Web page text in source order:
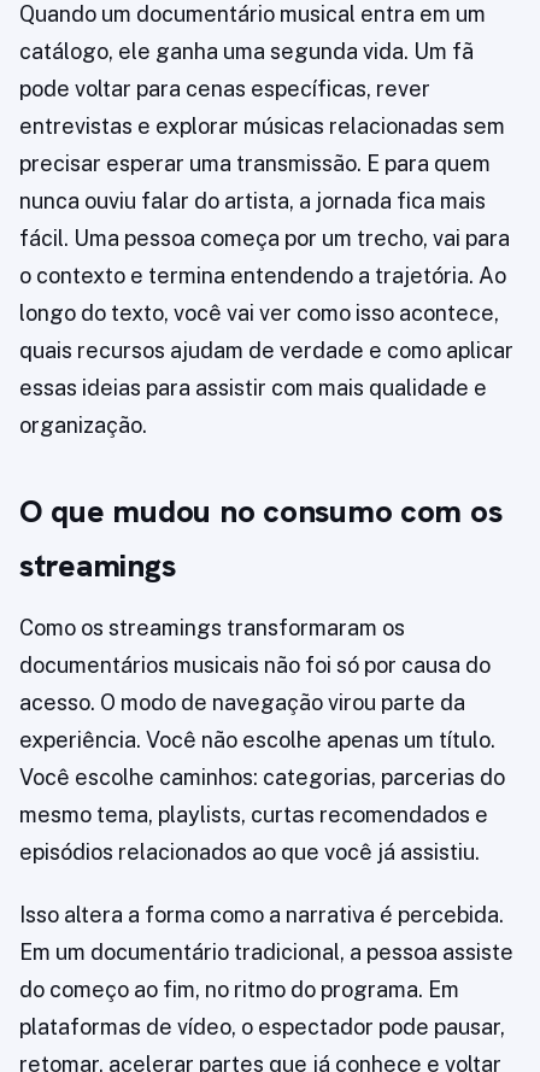
Quando um documentário musical entra em um
catálogo, ele ganha uma segunda vida. Um fã
pode voltar para cenas específicas, rever
entrevistas e explorar músicas relacionadas sem
precisar esperar uma transmissão. E para quem
nunca ouviu falar do artista, a jornada fica mais
fácil. Uma pessoa começa por um trecho, vai para
o contexto e termina entendendo a trajetória. Ao
longo do texto, você vai ver como isso acontece,
quais recursos ajudam de verdade e como aplicar
essas ideias para assistir com mais qualidade e
organização.
O que mudou no consumo com os
streamings
Como os streamings transformaram os
documentários musicais não foi só por causa do
acesso. O modo de navegação virou parte da
experiência. Você não escolhe apenas um título.
Você escolhe caminhos: categorias, parcerias do
mesmo tema, playlists, curtas recomendados e
episódios relacionados ao que você já assistiu.
Isso altera a forma como a narrativa é percebida.
Em um documentário tradicional, a pessoa assiste
do começo ao fim, no ritmo do programa. Em
plataformas de vídeo, o espectador pode pausar,
retomar, acelerar partes que já conhece e voltar